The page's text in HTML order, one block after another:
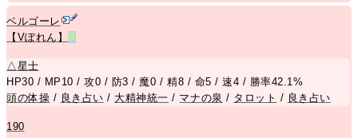
ベルゴーレ
【Vぽれん】
R
△星士
HP30 / MP10 / 攻0 / 防3 / 魔0 / 精8 / 命5 / 速4 / 勝率42.1%
頭の体操 / 良き占い / 大精神統一 / マナの泉 / タロット / 良き占い
190